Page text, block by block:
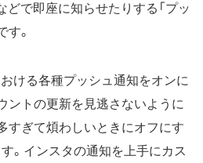
どで即座に知らせたりする「プッ
す。
ける各種プッシュ通知をオンに
ントの更新を見逃さないように
すぎて煩わしいときにオフにす
。インスタの通知を上手にカス